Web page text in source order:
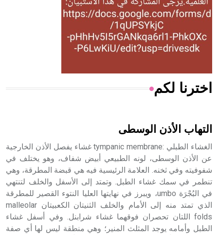
- هل تعلم أن المرجان إفراز حيواني يتكون في البحر ويتركب
من مادة كربونات الكلسيوم، وهو أحمر أو شديد الحمرة وهو
أجود أنواعه، ويمتاز بكبر الحجم ويسمى الش
هل تعلم أن الأبسيد كلمة فرنسية اللفظ تم اعتمادها مصطلحاً
- هل تعلم أن أبجر Abgar اسم معروف جيداً يعود إلى عدد من
الملوك الذين حكموا مدينة إديسا (الرها) من أبجر الأول وحتى
التاسع، وهم ينتسبون إلى أسرة أوسروين
اخترنا لكم
التهاب الأذن الوسطى
الغشاء الطبلي :tympanic membrane غشاء يفصل الأذن الخارجية
عن الأذن الوسطى، لونه الطبيعي أبيض شفاف، وهو يختلف في
شفوفيته وفي ثخنه. العلامة الرئيسية فيه هي قبضة المطرقة، وهي
تنطمر في سمك غشاء الطبل. وتمتد إلى الأسفل والخلف لتنتهي
في البُجْرَة umbo، ويبرز في نهايتها العليا النتوء القصير للمطرقة
الذي تمتد منه إلى الأمام والخلف الثنيتان الكعبيتان malleolar
folds اللتان تحصران فوقهما غشاء شرابنل. وفي أسفل غشاء
الطبل وأمامه يوجد المثلث المنير؛ وهي منطقة ليس لها أي صفة